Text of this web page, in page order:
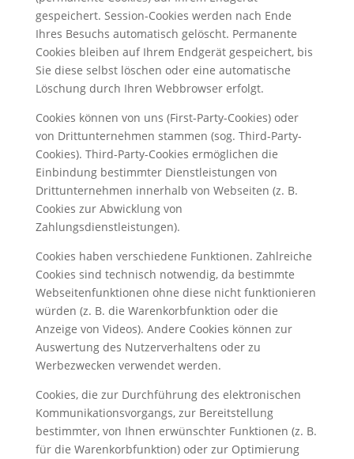
gespeichert. Session-Cookies werden nach Ende
Ihres Besuchs automatisch gelöscht. Permanente
Cookies bleiben auf Ihrem Endgerät gespeichert, bis
Sie diese selbst löschen oder eine automatische
Löschung durch Ihren Webbrowser erfolgt.
Cookies können von uns (First-Party-Cookies) oder
von Drittunternehmen stammen (sog. Third-Party-
Cookies). Third-Party-Cookies ermöglichen die
Einbindung bestimmter Dienstleistungen von
Drittunternehmen innerhalb von Webseiten (z. B.
Cookies zur Abwicklung von
Zahlungsdienstleistungen).
Cookies haben verschiedene Funktionen. Zahlreiche
Cookies sind technisch notwendig, da bestimmte
Webseitenfunktionen ohne diese nicht funktionieren
würden (z. B. die Warenkorbfunktion oder die
Anzeige von Videos). Andere Cookies können zur
Auswertung des Nutzerverhaltens oder zu
Werbezwecken verwendet werden.
Cookies, die zur Durchführung des elektronischen
Kommunikationsvorgangs, zur Bereitstellung
bestimmter, von Ihnen erwünschter Funktionen (z. B.
für die Warenkorbfunktion) oder zur Optimierung